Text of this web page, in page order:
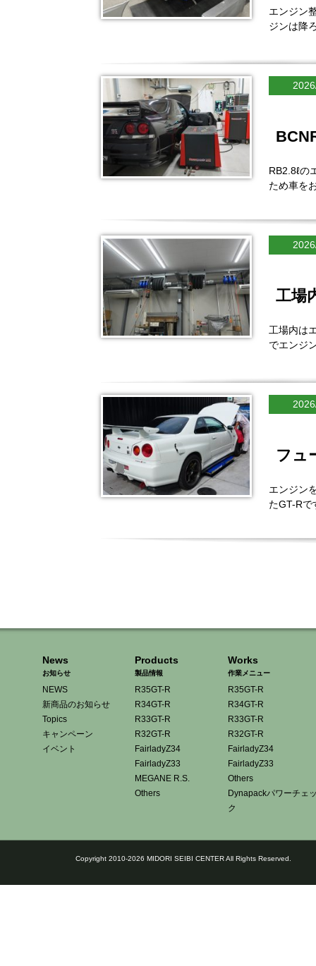
エンジン
ジンは降
RB2.8ℓの
ため車を
工場
工場内は
でエンジ
フュ
エンジン
たGT-R
News
お知らせ
NEWS
新商品のお知らせ
Topics
キャンペーン
イベント
Products
製品情報
R35GT-R
R34GT-R
R33GT-R
R32GT-R
FairladyZ34
FairladyZ33
MEGANE R.S.
Others
Works
作業メニュー
R35GT-R
R34GT-R
R33GT-R
R32GT-R
FairladyZ34
FairladyZ33
Others
Dynapackパワーチェ
ク
Copyright 2010-2026 MIDORI SEIBI CENTER All Rights Reserved.